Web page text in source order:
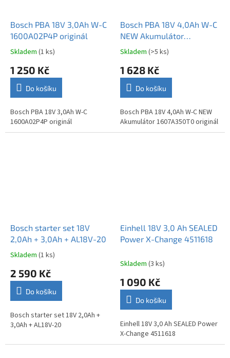
Bosch PBA 18V 3,0Ah W-C
1600A02P4P originál
Průměrné
produktu
5,0
5
hvězdiček.
Skladem (1 ks)
1 250 Kč
Do košíku
Bosch PBA 18V 3,0Ah W-C
1600A02P4P originál
Bosch PBA 18V 4,0Ah W-C
NEW Akumulátor
1607A350T0
Průměrné
produktu
5,0
5
hvězdiček.
Skladem (>5 ks)
1 628 Kč
Do košíku
Bosch PBA 18V 4,0Ah W-C NEW
Akumulátor 1607A350T0 originál
Bosch starter set 18V
2,0Ah + 3,0Ah + AL18V-20
Průměrné
produktu
5,0
5
hvězdiček.
Skladem (1 ks)
2 590 Kč
Do košíku
Bosch starter set 18V 2,0Ah +
3,0Ah + AL18V-20
Einhell 18V 3,0 Ah SEALED
Power X-Change 4511618
Skladem (3 ks)
1 090 Kč
Do košíku
Einhell 18V 3,0 Ah SEALED Power
X-Change 4511618